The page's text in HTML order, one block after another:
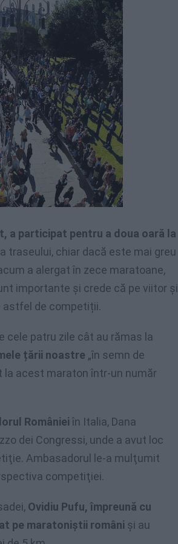
a participat pentru a doua oară la
traseului, chiar dacă este mai greu
a alergat în zece maratoane,
importante și crede că pe viitor şi
astfel de competiții.
cele patru zile cât au rămas la
țării noastre „în semn de
acest maraton într-un număr
României în Italia, Dana
dei Congressi, unde a avut loc
Ambasadorul le-a mulţumit
competiţiei.
Ovidiu Pufu, împreună cu
pe maratoniştii români şi au